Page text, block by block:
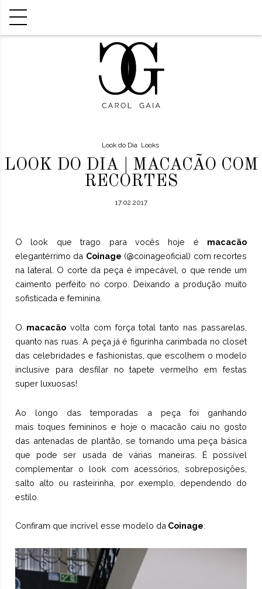
Look do Dia Looks
LOOK DO DIA | MACACÃO COM
RECORTES
17.02.2017
O look que trago para vocês hoje é macacão
elegantérrimo da Coinage (@coinageoficial) com recortes
na lateral. O corte da peça é impecável, o que rende um
caimento perfeito no corpo. Deixando a produção muito
sofisticada e feminina.
O macacãovolta com força total tanto nas passarelas,
quanto nas ruas. A peça já é figurinha carimbada no closet
das celebridades e fashionistas, que escolhem o modelo
inclusive para desfilar no tapete vermelho em festas
super luxuosas!
Ao longo das temporadas a peça foi ganhando
mais toques femininos e hoje o macacão caiu no gosto
das antenadas de plantão, se tornando uma peça básica
que pode ser usada de várias maneiras. É possível
complementar o look com acessórios, sobreposições,
salto alto ou rasteirinha, por exemplo, dependendo do
estilo.
Confiram que incrível esse modelo daCoinage: